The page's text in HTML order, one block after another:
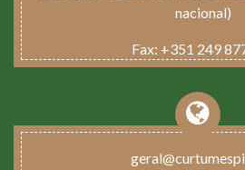
nacional)
Fax: +351 249